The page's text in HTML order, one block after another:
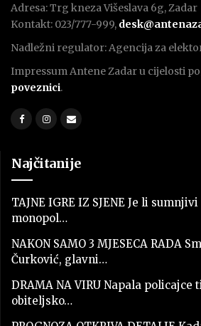
Adresa: Trg kneza Višeslava 6g, Zadar
Kontakt: 023/777-999,
Nadležni regulator: Agencija za
Impressum Antene Zadar u cijelosti
poveznici.
Najčitanije
TAJNE IGRE IZ SJENE Je li
monopol…
NAKON SAMO 3 MJESECA RADA
Čurković, glavni…
DRAMA NA VIRU Napala
obiteljsko…